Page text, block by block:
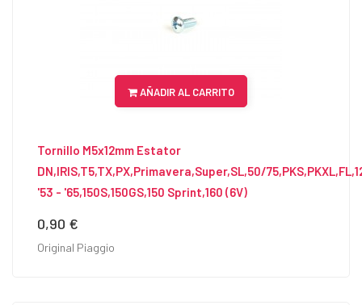
AÑADIR AL CARRITO
Tornillo M5x12mm Estator
DN,IRIS,T5,TX,PX,Primavera,Super,SL,50/
'53 - '65,150S,150GS,150 Sprint,160 (6V)
Precio
0,90 €
Original Piaggio